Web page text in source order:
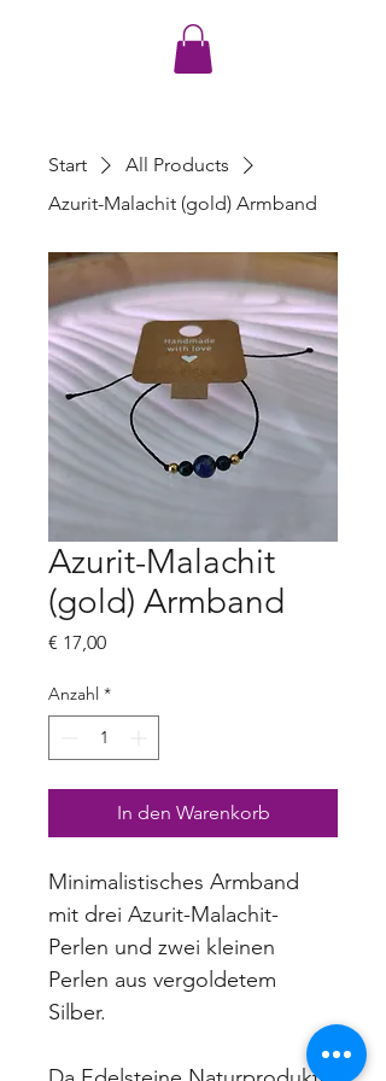
Start
All Products
Azurit-Malachit (gold) Armband
Azurit-Malachit
(gold) Armband
€ 17,00Preis
Anzahl *
In den Warenkorb
Minimalistisches Armband
mit drei Azurit-Malachit-
Perlen und zwei kleinen
Perlen aus vergoldetem
Silber.